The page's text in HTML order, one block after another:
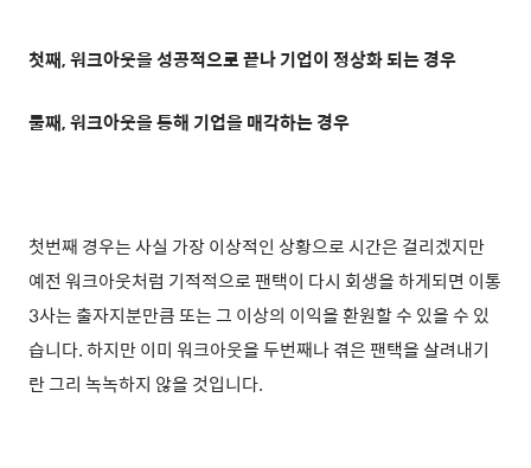
첫째, 워크아웃을 성공적으로 끝나 기업이 정상화 되는 경우
둘째, 워크아웃을 통해 기업을 매각하는 경우
첫번째 경우는 사실 가장 이상적인 상황으로 시간은 걸리겠지만
예전 워크아웃처럼 기적적으로 팬택이 다시 회생을 하게되면 이통
3사는 출자지분만큼 또는 그 이상의 이익을 환원할 수 있을 수 있
습니다. 하지만 이미 워크아웃을 두번째나 겪은 팬택을 살려내기
란 그리 녹녹하지 않을 것입니다.